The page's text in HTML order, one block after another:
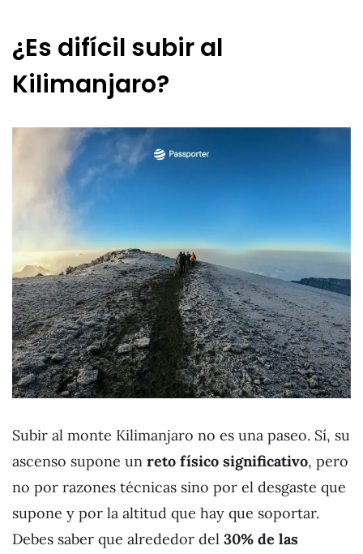
¿Es difícil subir al
Kilimanjaro?
Subir al monte Kilimanjaro no es una paseo. Sí, su
ascenso supone un reto físico significativo, pero
no por razones técnicas sino por el desgaste que
supone y por la altitud que hay que soportar.
Debes saber que alrededor del 30% de las